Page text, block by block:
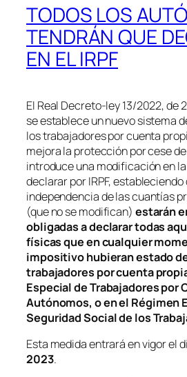
TODOS LOS
TENDRÁN QUE
EN EL IRPF
El Real Decreto-ley 13/2022, de
se establece un nuevo sistema
los trabajadores por cuenta
mejora la protección por cese
introduce una modificación en
declarar por IRPF, estableciendo
independencia de las cuantías
(que no se modifican) estarán
obligadas a declarar todas
físicas que en cualquier
impositivo hubieran estado
trabajadores por cuenta
Especial de Trabajadores por
Autónomos, o en el Régimen
Seguridad Social de los
Esta medida entrará en vigor el
2023.